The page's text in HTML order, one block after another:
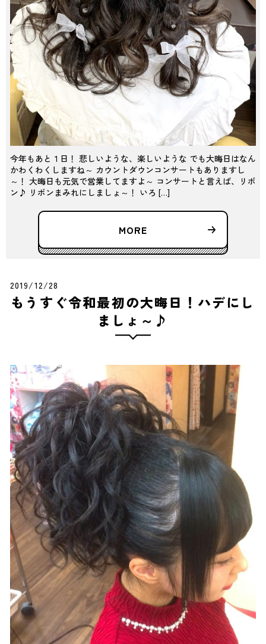
今年もあと１日！ 悲しいような、楽しいような でも大晦日はなん
かわくわくしますね～ カウントダウンコンサートもありますし
～！ 大晦日も元気で営業してますよ～ コンサートと言えば、リボ
ン♪ リボンまみれにしましょ～！ いろ […]
MORE
2019/12/28
もうすぐ令和最初の大晦日！ハデにし
ましょ～♪